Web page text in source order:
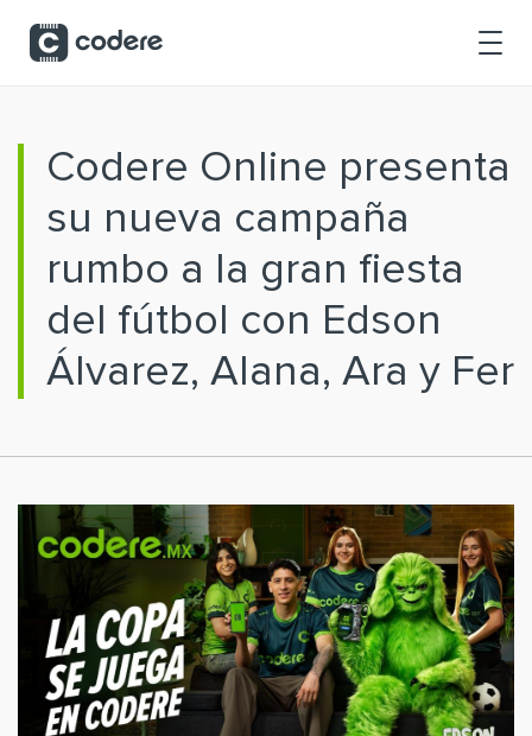
Codere Online presenta
su nueva campaña
rumbo a la gran fiesta
del fútbol con Edson
Álvarez, Alana, Ara y Fer